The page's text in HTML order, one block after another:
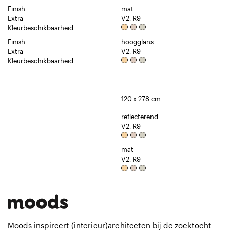
Finish
mat
Extra
V2, R9
Kleurbeschikbaarheid
Finish
hoogglans
Extra
V2, R9
Kleurbeschikbaarheid
120 x 278 cm
reflecterend
V2, R9
mat
V2, R9
Moods inspireert (interieur)architecten bij de zoektocht